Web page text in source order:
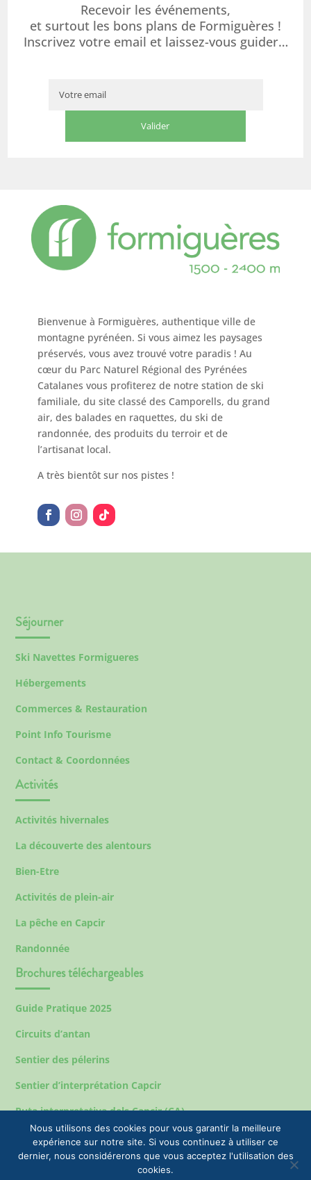
Recevoir les événements,
et surtout les bons plans de Formiguères !
Inscrivez votre email et laissez-vous guider…
Bienvenue à Formiguères, authentique ville de
montagne pyrénéen. Si vous aimez les paysages
préservés, vous avez trouvé votre paradis ! Au
cœur du Parc Naturel Régional des Pyrénées
Catalanes vous profiterez de notre station de ski
familiale, du site classé des Camporells, du grand
air, des balades en raquettes, du ski de
randonnée, des produits du terroir et de
l’artisanat local.
A très bientôt sur nos pistes !
Séjourner
Ski Navettes Formigueres
Hébergements
Commerces & Restauration
Point Info Tourisme
Contact & Coordonnées
Activités
Activités hivernales
La découverte des alentours
Bien-Etre
Activités de plein-air
La pêche en Capcir
Randonnée
Brochures téléchargeables
Guide Pratique 2025
Circuits d’antan
Sentier des pélerins
Sentier d’interprétation Capcir
Ruta interpretativa dels Capcir (CA)
Nous utilisons des cookies pour vous garantir la meilleure
expérience sur notre site. Si vous continuez à utiliser ce
dernier, nous considérerons que vous acceptez l'utilisation des
cookies.